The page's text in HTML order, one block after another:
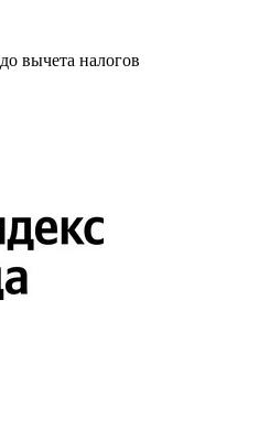
до вычета налогов